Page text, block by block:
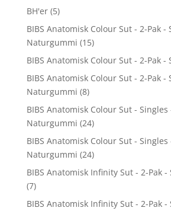
BH'er (5)
BIBS Anatomisk Colour Sut - 2-Pak -
Naturgummi (15)
BIBS Anatomisk Colour Sut - 2-Pak -
BIBS Anatomisk Colour Sut - 2-Pak -
Naturgummi (8)
BIBS Anatomisk Colour Sut - Singles
Naturgummi (24)
BIBS Anatomisk Colour Sut - Singles
Naturgummi (24)
BIBS Anatomisk Infinity Sut - 2-Pak -
(7)
BIBS Anatomisk Infinity Sut - 2-Pak -